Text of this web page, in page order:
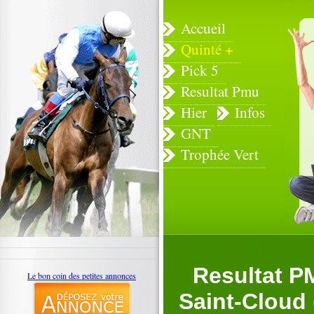
Accueil
Quinté +
Pick 5
Resultat Pmu
Hier
Infos
GNT
Trophée Vert
Resultat
Saint-Cloud
Le bon coin des petites annonces